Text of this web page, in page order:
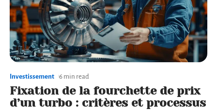
Investissement 6 min read
Fixation de la fourchette de prix
d’un turbo : critères et processus